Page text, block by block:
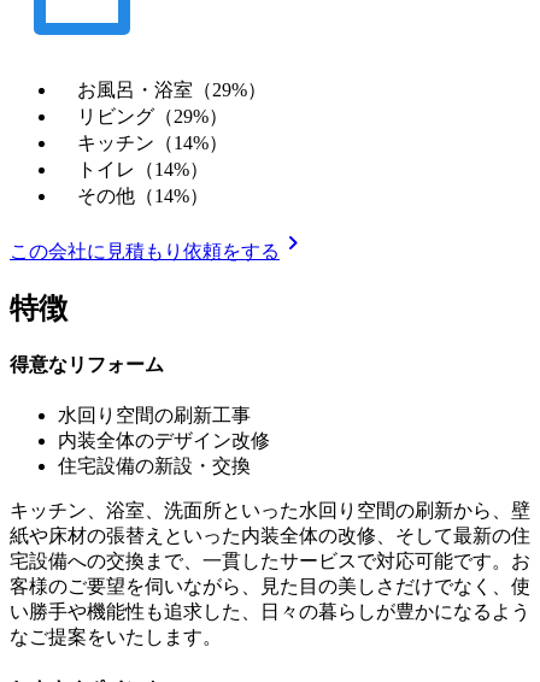
お風呂・浴室（29%）
リビング（29%）
キッチン（14%）
トイレ（14%）
その他（14%）
この会社に見積もり依頼をする chevron_right
特徴
得意なリフォーム
水回り空間の刷新工事
内装全体のデザイン改修
住宅設備の新設・交換
キッチン、浴室、洗面所といった水回り空間の刷新から、壁
紙や床材の張替えといった内装全体の改修、そして最新の住
宅設備への交換まで、一貫したサービスで対応可能です。お
客様のご要望を伺いながら、見た目の美しさだけでなく、使
い勝手や機能性も追求した、日々の暮らしが豊かになるよう
なご提案をいたします。